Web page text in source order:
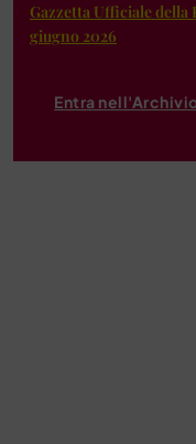
Gazzetta Ufficiale della
giugno 2026
Entra